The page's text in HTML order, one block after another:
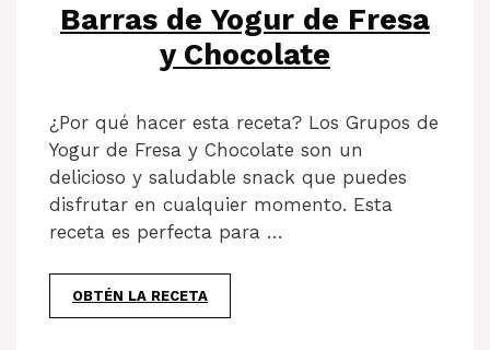
Barras de Yogur de Fresa
y Chocolate
¿Por qué hacer esta receta? Los Grupos de
Yogur de Fresa y Chocolate son un
delicioso y saludable snack que puedes
disfrutar en cualquier momento. Esta
receta es perfecta para …
OBTÉN LA RECETA